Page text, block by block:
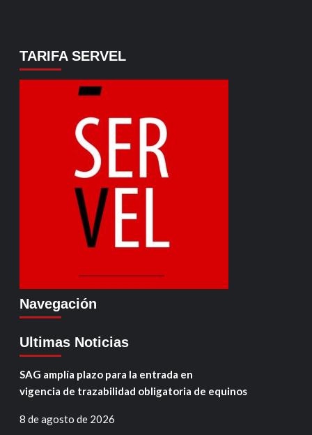
TARIFA SERVEL
Navegación
Ultimas Noticias
SAG amplía plazo para la entrada en
vigencia de trazabilidad obligatoria de equinos
8 de agosto de 2026